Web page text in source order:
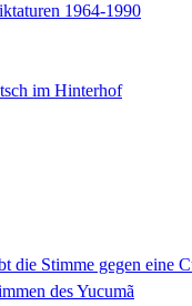
1964-1990
im Hinterhof
die Stimme gegen
des Yucumã